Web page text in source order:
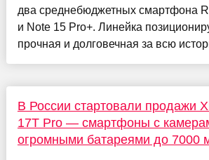
два среднебюджетных смартфона
и Note 15 Pro+. Линейка
прочная и долговечная за всю
В России стартовали продажи
17T Pro — смартфоны с
огромными батареями до 7000